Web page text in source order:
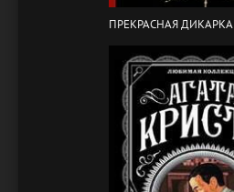
ПРЕКРАСНАЯ ДИКАРКА